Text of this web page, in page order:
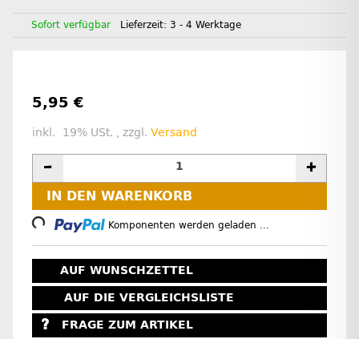
Sofort verfügbar Lieferzeit: 3 - 4 Werktage
5,95 €
inkl. 19% USt. , zzgl. Versand
IN DEN WARENKORB
Komponenten werden geladen ...
AUF WUNSCHZETTEL
AUF DIE VERGLEICHSLISTE
FRAGE ZUM ARTIKEL